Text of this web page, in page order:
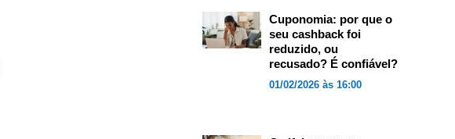
Cuponomia: por que o
seu cashback foi
reduzido, ou
recusado? É confiável?
01/02/2026 às 16:00